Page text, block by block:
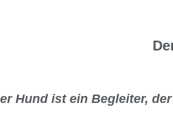
Hund ist ein Begleiter,